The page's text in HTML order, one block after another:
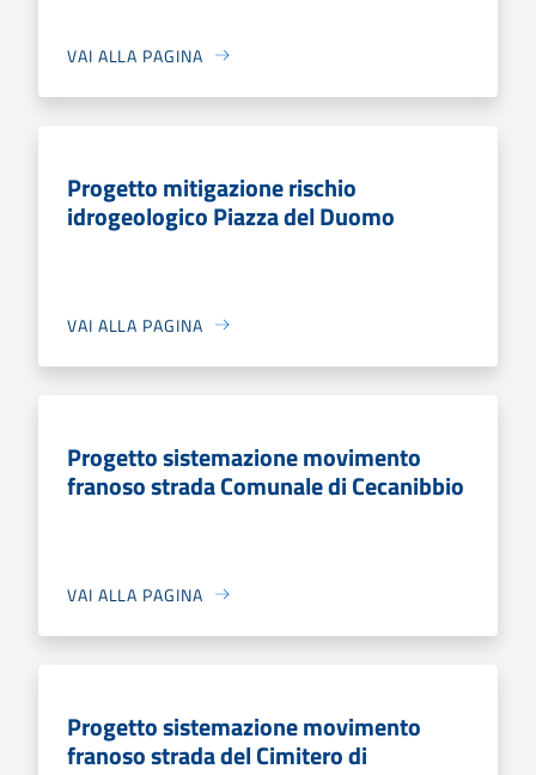
VAI ALLA PAGINA
Progetto mitigazione rischio
idrogeologico Piazza del Duomo
VAI ALLA PAGINA
Progetto sistemazione movimento
franoso strada Comunale di Cecanibbio
VAI ALLA PAGINA
Progetto sistemazione movimento
franoso strada del Cimitero di